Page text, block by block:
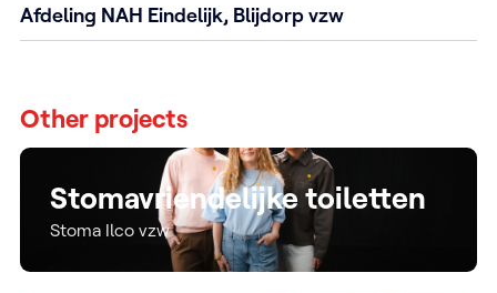
Afdeling NAH Eindelijk, Blijdorp vzw
Other projects
Stomavriendelijke toiletten
Stoma Ilco vzw